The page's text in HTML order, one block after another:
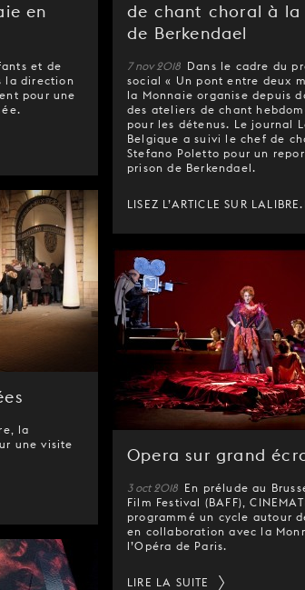
en
et de
la direction
pour une
de chant choral à la
de Berkendael
7 nov 2018 Dans le cadre du
social « Un pont entre deux
la Monnaie organise depuis
des ateliers de chant
pour les détenus. Le journal
Belgique a suivi le chef de
Stefano Poletto pour un
prison de Berkendael.
LISEZ L’ARTICLE SUR
la
une visite
Opera sur grand
3 oct 2018 En prélude au
Film Festival (BAFF),
programmé un cycle autour
en collaboration avec la
l’Opéra de Paris.
LIRE LA SUITE